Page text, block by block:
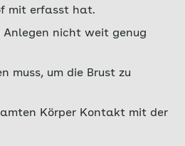
mit erfasst hat.
Anlegen nicht weit genug
muss, um die Brust zu
Körper Kontakt mit der